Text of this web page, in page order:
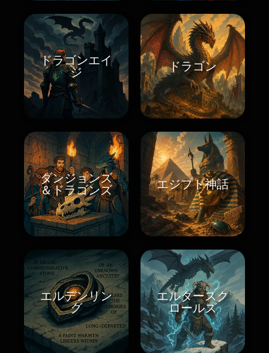
ドラゴンエイ
ジ
ドラゴン
ダンジョンズ
＆ドラゴンズ
エジプト神話
エルデンリン
グ
エルダースク
ロールズ